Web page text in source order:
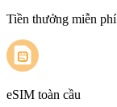
Tiền thưởng miễn phí
eSIM toàn cầu